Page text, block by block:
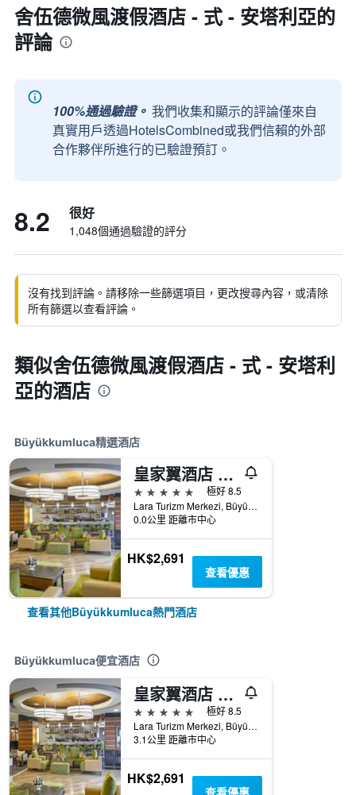
舍伍德微風渡假酒店 - 式 - 安塔利亞的
評論
100%通過驗證。 我們收集和顯示的評論僅來自
真實用戶透過HotelsCombined或我們信賴的外部
合作夥伴所進行的已驗證預訂。
8.2 很好
1,048個通過驗證的評分
沒有找到評論。請移除一些篩選項目，更改搜尋內容，或清除
所有篩選以查看評論。
類似舍伍德微風渡假酒店 - 式 - 安塔利
亞的酒店
Büyükkumluca精選酒店
皇家翼酒店 - 安塔利亞
5星級
極好 8.5
Lara Turizm Merkezi, Büyükkumluca, 土耳其
0.0公里 距離市中心
HK$2,691
查看優惠
查看其他Büyükkumluca熱門酒店
Büyükkumluca便宜酒店
皇家翼酒店 - 安塔利亞
5星級
極好 8.5
Lara Turizm Merkezi, Büyükkumluca, 土耳其
3.1公里 距離市中心
HK$2,691
查看優惠